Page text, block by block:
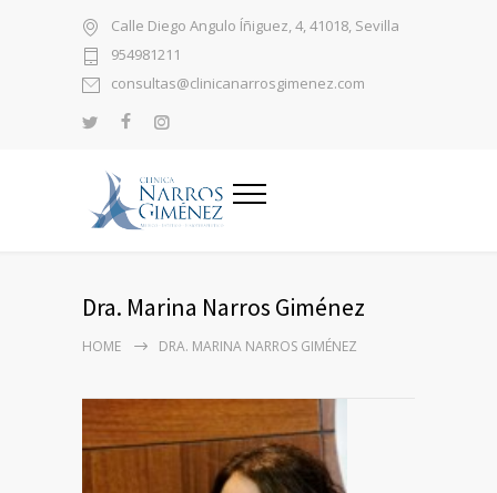
Calle Diego Angulo Íñiguez, 4, 41018, Sevilla
954981211
consultas@clinicanarrosgimenez.com
Dra. Marina Narros Giménez
HOME DRA. MARINA NARROS GIMÉNEZ